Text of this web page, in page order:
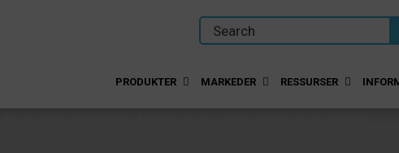
PRODUKTER MARKEDER RESSURSER